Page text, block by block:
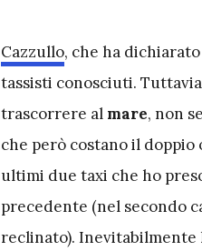
Cazzullo, che ha
tassisti conosciuti.
trascorrere al mare, non
che però costano il doppio
ultimi due taxi che ho
precedente (nel secondo
reclinato). Inevitabilmente